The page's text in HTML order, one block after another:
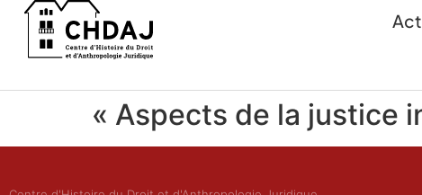
« Aspects de la justice